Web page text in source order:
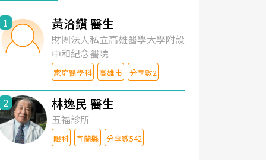
1 黃洽鑽 醫生
財團法人私立高雄醫學大學附設
中和紀念醫院
家庭醫學科 高雄市 分享數2
2 林逸民 醫生
五福診所
眼科 宜蘭縣 分享數542